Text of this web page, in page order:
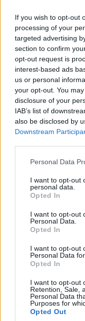
If you wish to opt-out
processing of your
targeted advertising
section to confirm
opt-out request is
interest-based ads
us or personal
your opt-out. You
disclosure of your
IAB’s list of
also be disclosed by
Downstream
Personal Data
I want to opt-out
personal data.
Opted In
I want to opt-out
Personal Data.
Opted In
I want to opt-out
Personal Data
Opted In
I want to opt-out
Retention, Sale,
Personal Data
Purposes for
Opted Out
Stanno salendo le
#AntonioConteSarà
#LucianoSpallettiche
Conte a Torino
— Paolo Paganini
VAI
Il materiale (testo, foto e video)
Alcune foto (screenshot) ed
da internet, in quanto arrivati